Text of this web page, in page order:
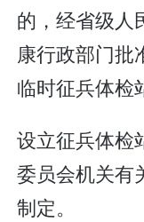
的，经省级人
康行政部门批
临时征兵体检
设立征兵体检
委员会机关有
制定。